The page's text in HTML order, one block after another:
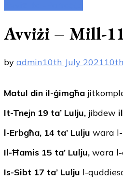
Avviżi – Mill-
by admin10th July 2021
Matul din il-ġimgħa
It-Tnejn 19 ta’ Lulju, jibdew
l-Erbgħa, 14 ta’ Lulju wara
Il-Ħamis 15 ta’ Lulju, wara l-
Is-Sibt 17 ta’ Lulju l-